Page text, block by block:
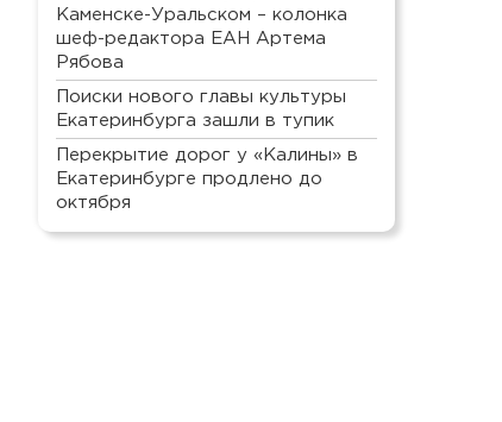
Каменске-Уральском – колонка
шеф-редактора ЕАН Артема
Рябова
Поиски нового главы культуры
Екатеринбурга зашли в тупик
Перекрытие дорог у «Калины» в
Екатеринбурге продлено до
октября